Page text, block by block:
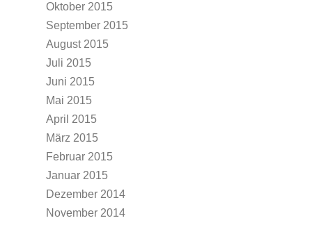
Oktober 2015
September 2015
August 2015
Juli 2015
Juni 2015
Mai 2015
April 2015
März 2015
Februar 2015
Januar 2015
Dezember 2014
November 2014